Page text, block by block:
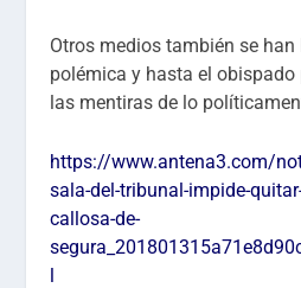
Otros medios también se
polémica y hasta el obispado
las mentiras de lo
https://www.antena3.com/
sala-del-tribunal-impide-
callosa-de-
l